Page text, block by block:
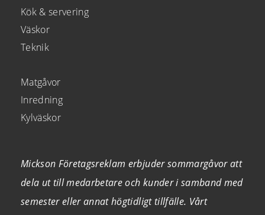
Kök & servering
Väskor
Teknik
Matgåvor
Inredning
Kylväskor
Mickson Företagsreklam erbjuder sommargåvor att
dela ut till medarbetare och kunder i samband med
semester eller annat högtidligt tillfälle. Vårt